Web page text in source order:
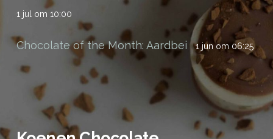
1 jul om 10:00
Chocolate of the Month: Aardbei 1 jun om 06:25